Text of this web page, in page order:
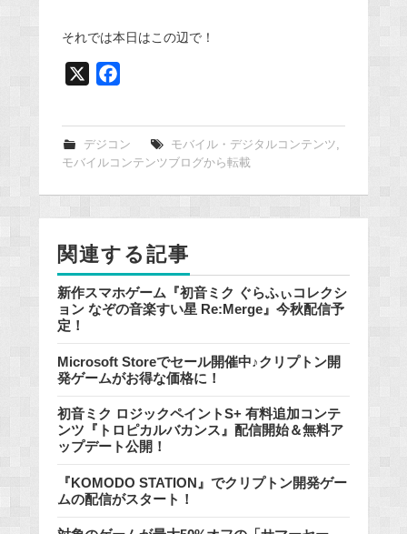
それでは本日はこの辺で！
e
b
o
o
デジコン モバイル・デジタルコンテンツ,
モバイルコンテンツブログから転載
関連する記事
新作スマホゲーム『初音ミク ぐらふぃコレクシ
ョン なぞの音楽すい星 Re:Merge』今秋配信予
定！
Microsoft Storeでセール開催中♪クリプトン開
発ゲームがお得な価格に！
初音ミク ロジックペイントS+ 有料追加コンテ
ンツ『トロピカルバカンス』配信開始＆無料ア
ップデート公開！
『KOMODO STATION』でクリプトン開発ゲー
ムの配信がスタート！